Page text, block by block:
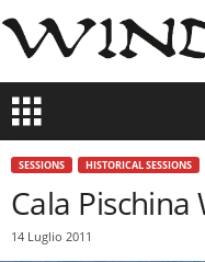
SESSIONS HISTORICAL SESSIONS
Cala Pischina
14 Luglio 2011